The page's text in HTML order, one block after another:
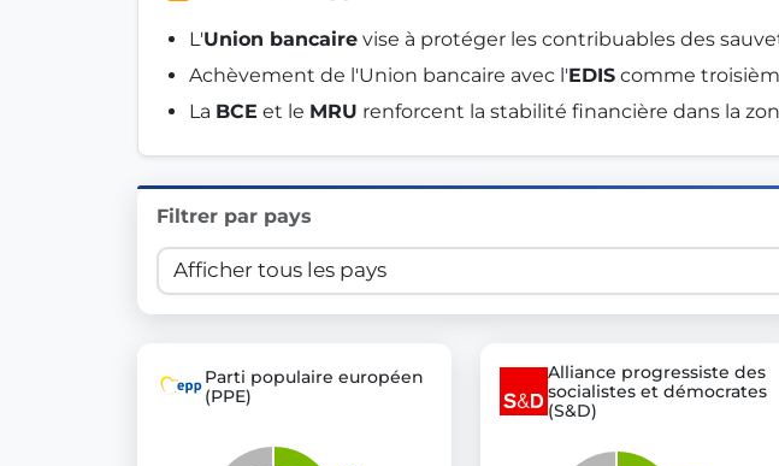
Innovation in Transparency
, one of Germany's most advanced
Get Involved
Become a member:Join us to advance digital democracy and transparency
Contribute your skills in technology, design, policy, or activism.
Support democracy:Help us strengthen accountability and bring politics
L'Union bancaire vise à protéger les contribuables des
Achèvement de l'Union bancaire avec l'EDIS comme
La BCE et le MRU renforcent la stabilité financière dans la
Filtrer par pays
Parti populaire européen
(PPE)
Alliance progressiste des
socialistes et démocrates
(S&D)